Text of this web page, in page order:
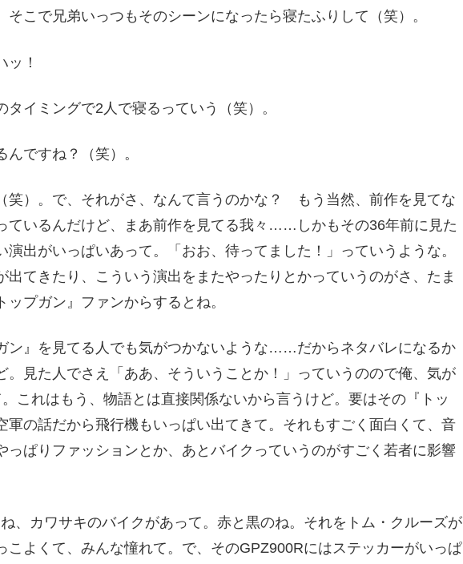
そこで兄弟いっつもそのシーンになったら寝たふりして（笑）。
ッ！
タイミングで2人で寝るっていう（笑）。
んですね？（笑）。
笑）。で、それがさ、なんて言うのかな？ もう当然、前作を見てな
ているんだけど、まあ前作を見てる我々……しかもその36年前に見た
出がいっぱいあって。「おお、待ってました！」っていうような。
出てきたり、こういう演出をまたやったりとかっていうのがさ、たま
プガン』ファンからするとね。
ン』を見てる人でも気がつかないような……だからネタバレになるか
。見た人でさえ「ああ、そういうことか！」っていうのので俺、気が
これはもう、物語とは直接関係ないから言うけど。要はその『トッ
軍の話だから飛行機もいっぱい出てきて。それもすごく面白くて、音
っぱりファッションとか、あとバイクっていうのがすごく若者に影響
、カワサキのバイクがあって。赤と黒のね。それをトム・クルーズが
こよくて、みんな憧れて。で、そのGPZ900Rにはステッカーがいっぱ